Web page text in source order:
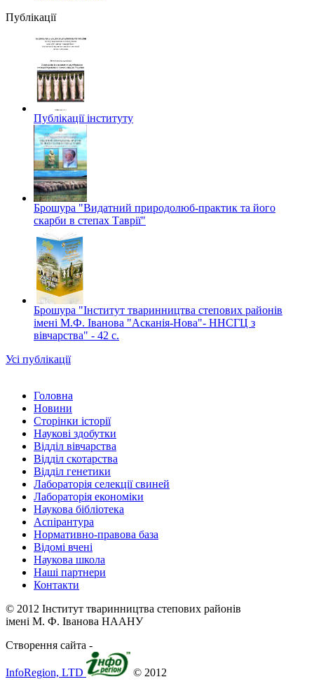
Публікації
Публікації інституту
Брошура "Видатний природолюб-практик та його
скарби в степах Таврії"
Брошура "Інститут тваринництва степових районів
імені М.Ф. Іванова "Асканія-Нова"- ННСГЦ з
вівчарства" - 42 c.
Усі публікації
Головна
Новини
Сторінки історії
Наукові здобутки
Відділ вівчарства
Відділ скотарства
Відділ генетики
Лабораторія селекції свиней
Лабораторія економіки
Наукова бібліотека
Аспірантура
Нормативно-правова база
Відомі вчені
Наукова школа
Наші партнери
Контакти
© 2012 Інститут тваринництва степових районів
імені М. Ф. Іванова НААНУ
Створення сайта -
InfoRegion, LTD
© 2012